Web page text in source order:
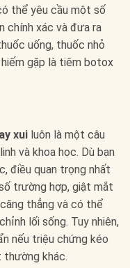
thể yêu cầu một số
chính xác và đưa ra
uống, thuốc nhỏ
gặp là tiêm botox
xui luôn là một câu
và khoa học. Dù bạn
điều quan trọng nhất
trường hợp, giật mắt
thẳng và có thể
lối sống. Tuy nhiên,
nếu triệu chứng kéo
thường khác.